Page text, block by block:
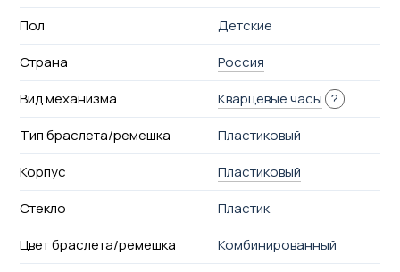
Пол
Детские
Страна
Россия
Вид механизма
Кварцевые часы ?
Тип браслета/ремешка
Пластиковый
Корпус
Пластиковый
Стекло
Пластик
Цвет браслета/ремешка
Комбинированный